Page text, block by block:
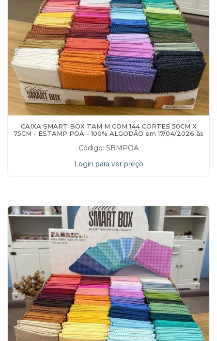
CAIXA SMART BOX TAM M COM 144 CORTES 50CM X
75CM - ESTAMP POÁ - 100% ALGODÃO em 17/04/2026 às
Código: SBMPOA
Login para ver preço